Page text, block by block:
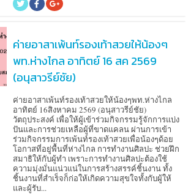
ค่ายอาสาเพ้นท์รองเท้าสวยให้น้องๆ
พท.ห่างไกล อาทิตย์ 16 สค 2569
(อนุสาวรีย์ชัย)
ค่ายอาสาเพ้นท์รองเท้าสวยให้น้องๆพท.ห่างไกล
อาทิตย์ 16สิงหาคม 2569 (อนุสาวรีย์ชัย)
วัตถุประสงค์ เพื่อให้ผู้เข้าร่วมกิจกรรมรู้จักการแบ่ง
ปันและการช่วยเหลือผู้ที่ขาดแคลน ผ่านการเข้า
ร่วมกิจกรรมการเพ้นท์รองเท้าสวยเพื่อน้องๆด้อย
โอกาสที่อยู่พื้นที่ห่างไกล การทำงานศิลปะ ช่วยฝึก
สมาธิให้กับผู้ทำ เพราะการทำงานศิลปะต้องใช้
ความมุ่งมั่นแน่วแน่ในการสร้างสรรค์ชิ้นงาน ทั้ง
ชิ้นงานที่สำเร็จก็ก่อให้เกิดความสุขใจทั้งกับผู้ให้
และผู้รับ...